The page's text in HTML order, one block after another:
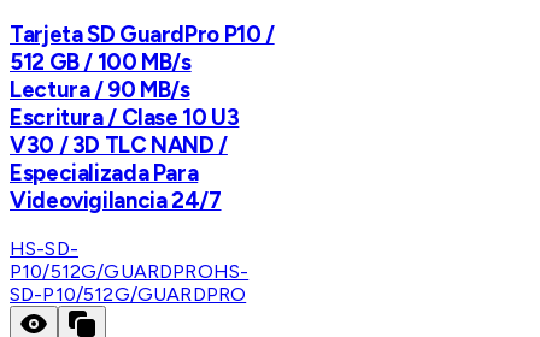
Tarjeta SD GuardPro P10 /
512 GB / 100 MB/s
Lectura / 90 MB/s
Escritura / Clase 10 U3
V30 / 3D TLC NAND /
Especializada Para
Videovigilancia 24/7
HS-SD-
P10/512G/GUARDPROHS-
SD-P10/512G/GUARDPRO